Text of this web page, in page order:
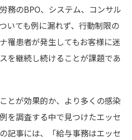
務のBPO、システム、コンサル
いても例に漏れず、行動制限の
罹患者が発生してもお客様に迷
を継続し続けることが課題であ
とが効果的か、より多くの感染
を調査する中で見つけたエッセ
記事には、「給与事務はエッセ